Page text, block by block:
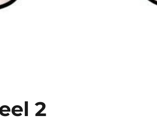
2